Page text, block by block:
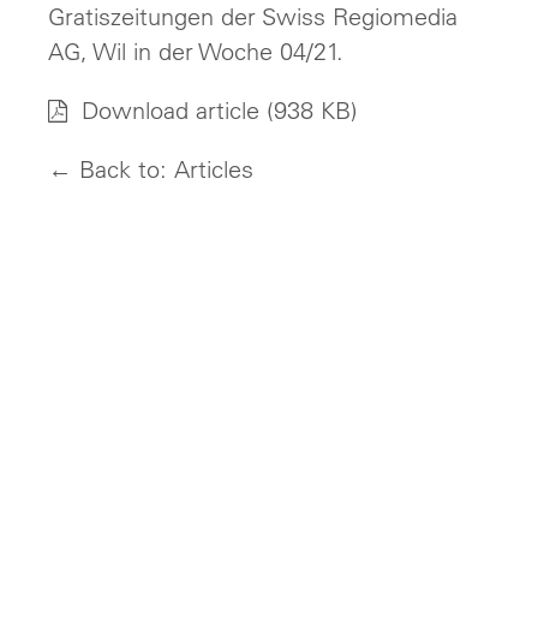
Gratiszeitungen der Swiss Regiomedia
AG, Wil in der Woche 04/21.
Download article (938 KB)
← Back to: Articles